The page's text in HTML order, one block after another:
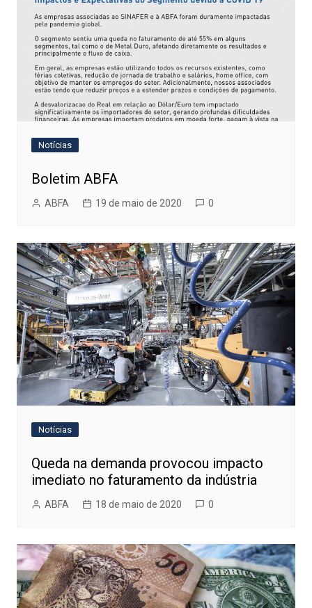
Notícias
Boletim ABFA
ABFA 19 de maio de 2020 0
Notícias
Queda na demanda provocou impacto
imediato no faturamento da indústria
ABFA 18 de maio de 2020 0